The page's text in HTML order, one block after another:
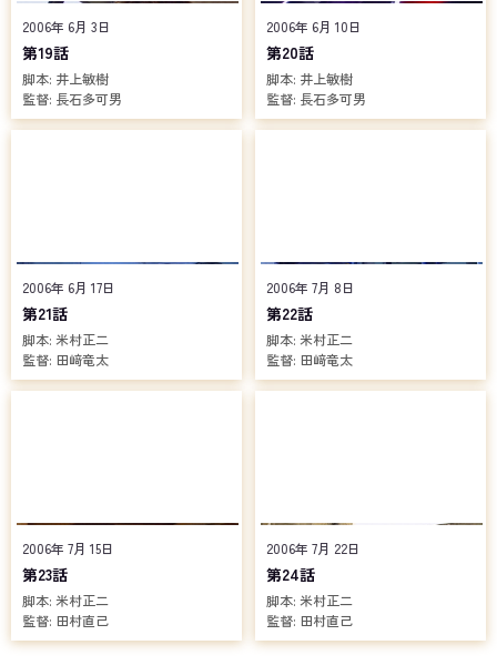
2006年 6月 3日
第19話
脚本: 井上敏樹
監督: 長石多可男
2006年 6月 10日
第20話
脚本: 井上敏樹
監督: 長石多可男
2006年 6月 17日
第21話
脚本: 米村正二
監督: 田﨑竜太
2006年 7月 8日
第22話
脚本: 米村正二
監督: 田﨑竜太
2006年 7月 15日
第23話
脚本: 米村正二
監督: 田村直己
2006年 7月 22日
第24話
脚本: 米村正二
監督: 田村直己